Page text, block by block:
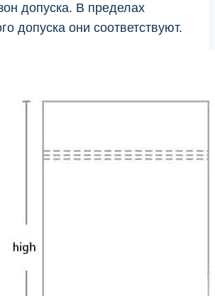
допуска. В пределах
допуска они соответствуют.